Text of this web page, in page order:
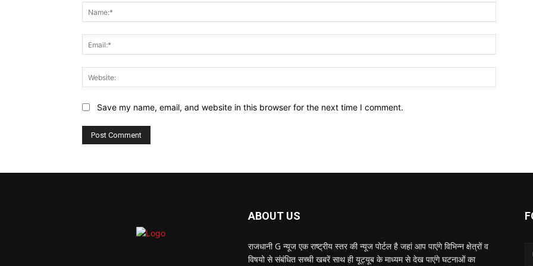
Save my name, email, and website in this browser for the next time I comment.
ABOUT US
राजधानी G न्यूज एक राष्ट्रीय स्तर की न्यूज पोर्टल है जहां आप पाएंगे विभिन्न क्षेत्रों व
विषयो से संबंधित सच्ची खबरें साथ ही यूट्यूब के माध्यम से देख पाएंगे घटनाओं का